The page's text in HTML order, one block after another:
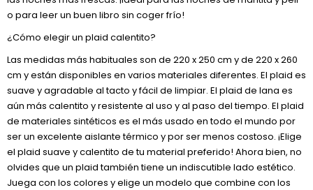
o para leer un buen libro sin coger frío!
¿Cómo elegir un plaid calentito?
Las medidas más habituales son de 220 x 250 cm y de 220 x 260
cm y están disponibles en varios materiales diferentes. El plaid es
suave y agradable al tacto y fácil de limpiar. El plaid de lana es
aún más calentito y resistente al uso y al paso del tiempo. El plaid
de materiales sintéticos es el más usado en todo el mundo por
ser un excelente aislante térmico y por ser menos costoso. ¡Elige
el plaid suave y calentito de tu material preferido! Ahora bien, no
olvides que un plaid también tiene un indiscutible lado estético.
Juega con los colores y elige un modelo que combine con los